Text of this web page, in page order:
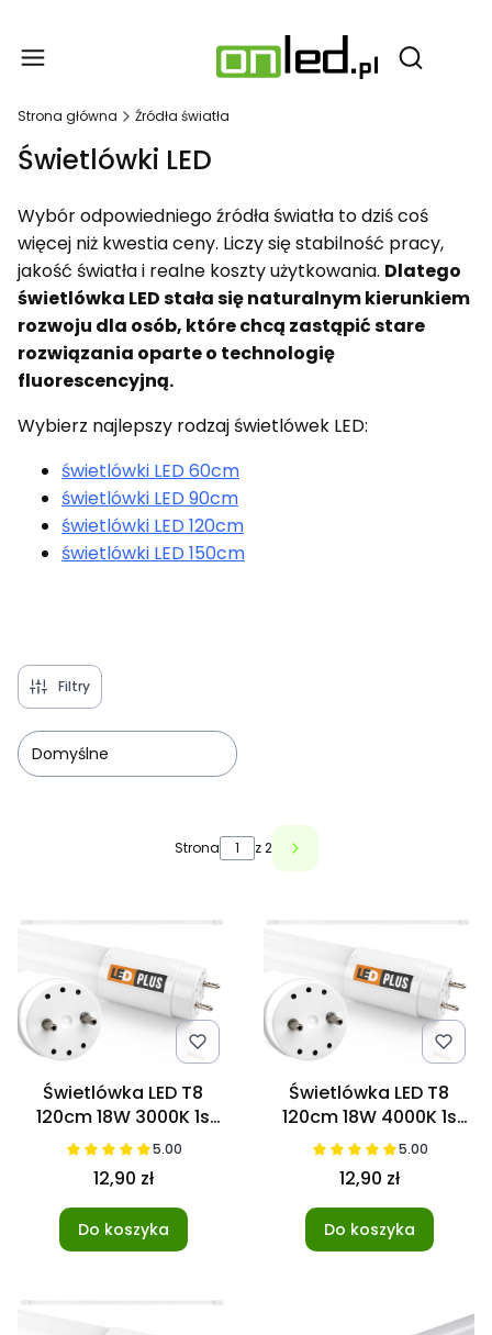
Otwórz
Strona główna Źródła światła
Świetlówki LED
Wybór odpowiedniego źródła światła to dziś coś
więcej niż kwestia ceny. Liczy się stabilność pracy,
jakość światła i realne koszty użytkowania. Dlatego
świetlówka LED stała się naturalnym kierunkiem
rozwoju dla osób, które chcą zastąpić stare
rozwiązania oparte o technologię
fluorescencyjną.
Wybierz najlepszy rodzaj świetlówek LED:
świetlówki LED 60cm
świetlówki LED 90cm
świetlówki LED 120cm
świetlówki LED 150cm
Filtry
Domyślne
Strona z 2
Świetlówka LED T8
120cm 18W 3000K 1s
NANO 5.00
12,90 zł
Do koszyka
Świetlówka LED T8
120cm 18W 4000K 1s
NANO 5.00
12,90 zł
Do koszyka